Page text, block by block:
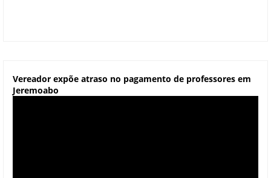
Vereador expõe atraso no pagamento de professores em
Jeremoabo